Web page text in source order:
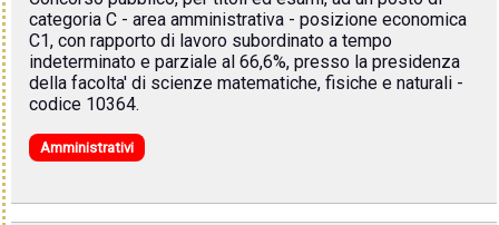
categoria C - area amministrativa - posizione economica
C1, con rapporto di lavoro subordinato a tempo
indeterminato e parziale al 66,6%, presso la presidenza
della facolta' di scienze matematiche, fisiche e naturali -
codice 10364.
Amministrativi